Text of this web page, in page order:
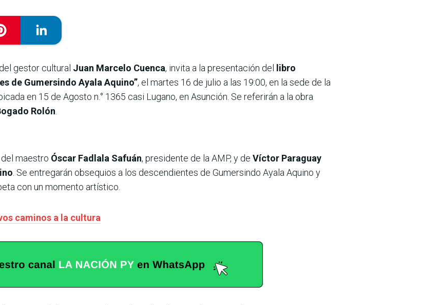
gestor cultural Juan Marcelo Cuenca, invita a la presentación del
libro
de Gumersindo Ayala Aquino”, el martes 16 de julio a las 19:00, en la sede de la
en 15 de Agosto n.° 1365 casi Lugano, en Asunción. Se referirán a la obra
Rolón
maestro Óscar Fadlala Safuán, presidente de la AMP, y de Víctor Paraguay
. Se entregarán obsequios a los descendientes de Gumersindo Ayala Aquino y
con un momento artístico.
caminos a la cultura